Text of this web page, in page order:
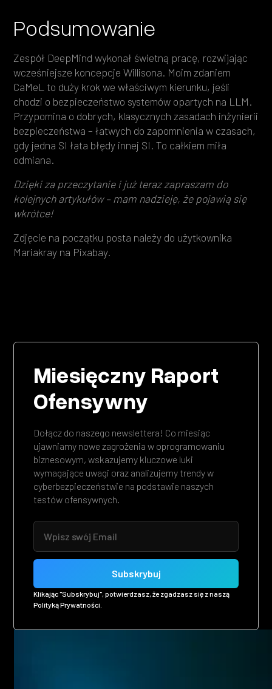
Podsumowanie
Zespół DeepMind wykonał świetną pracę, rozwijając
wcześniejsze koncepcje Willisona. Moim zdaniem
CaMeL to duży krok we właściwym kierunku, jeśli
chodzi o bezpieczeństwo systemów opartych na LLM.
Przypomina o dobrych, klasycznych zasadach inżynierii
bezpieczeństwa – łatwych do zapomnienia w czasach,
gdy jedna SI łata błędy innej SI. To całkiem miła
odmiana.
Dzięki za przeczytanie i już teraz zapraszam do
kolejnych artykułów – mam nadzieję, że pojawią się
wkrótce!
Zdjęcie na początku posta należy do użytkownika
Mariakray na Pixabay.
Miesięczny Raport
Ofensywny
Dołącz do naszego newslettera! Co miesiąc
ujawniamy nowe zagrożenia w oprogramowaniu
biznesowym, wskazujemy kluczowe luki
wymagające uwagi oraz analizujemy trendy w
cyberbezpieczeństwie na podstawie naszych
testów ofensywnych.
Klikając "Subskrybuj", potwierdzasz, że zgadzasz się z naszą
Polityką Prywatności.